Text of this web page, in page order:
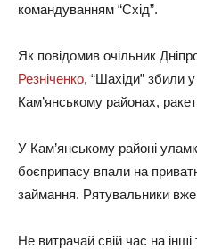
командуванням “Схід”.
Як повідомив очільник
Резніченко, “Шахіди” збили
Кам’янському районах,
У Кам’янському районі
боєприпасу впали на
займання. Рятувальники вже
Не витрачай свій час на